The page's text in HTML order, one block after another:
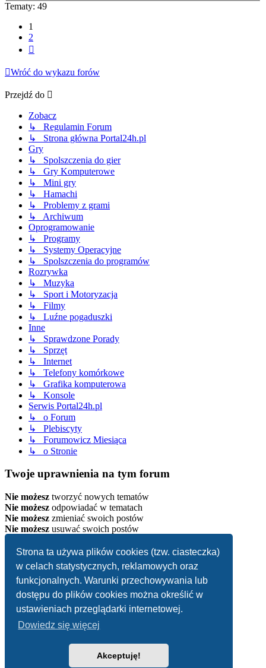
Strona ta używa plików cookies (tzw. ciasteczka)
w celach statystycznych, reklamowych oraz
funkcjonalnych. Warunki przechowywania lub
dostępu do plików cookies można określić w
ustawieniach przeglądarki internetowej.
Dowiedz się więcej
Akceptuję!
Tematy: 49
1
2
Wróć do wykazu forów
Przejdź do
Zobacz
↳ Regulamin Forum
↳ Strona główna Portal24h.pl
Gry
↳ Spolszczenia do gier
↳ Gry Komputerowe
↳ Mini gry
↳ Hamachi
↳ Problemy z grami
↳ Archiwum
Oprogramowanie
↳ Programy
↳ Systemy Operacyjne
↳ Spolszczenia do programów
Rozrywka
↳ Muzyka
↳ Sport i Motoryzacja
↳ Filmy
↳ Luźne pogaduszki
Inne
↳ Sprawdzone Porady
↳ Sprzęt
↳ Internet
↳ Telefony komórkowe
↳ Grafika komputerowa
↳ Konsole
Serwis Portal24h.pl
↳ o Forum
↳ Plebiscyty
↳ Forumowicz Miesiąca
↳ o Stronie
Twoje uprawnienia na tym forum
Nie możesz tworzyć nowych tematów
Nie możesz odpowiadać w tematach
Nie możesz zmieniać swoich postów
Nie możesz usuwać swoich postów
Strona główna
Strefa czasowaUTC+02:00
Usuń ciasteczka witryny